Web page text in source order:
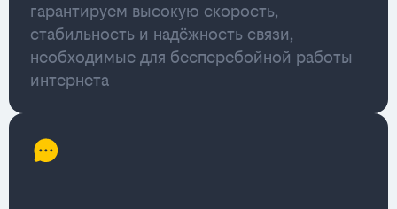
гарантируем высокую скорость,
стабильность и надёжность связи,
необходимые для бесперебойной работы
интернета